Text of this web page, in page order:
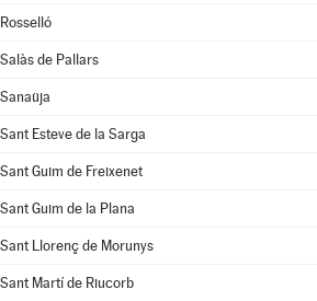
Rosselló
Salàs de Pallars
Sanaüja
Sant Esteve de la Sarga
Sant Guim de Freixenet
Sant Guim de la Plana
Sant Llorenç de Morunys
Sant Martí de Riucorb